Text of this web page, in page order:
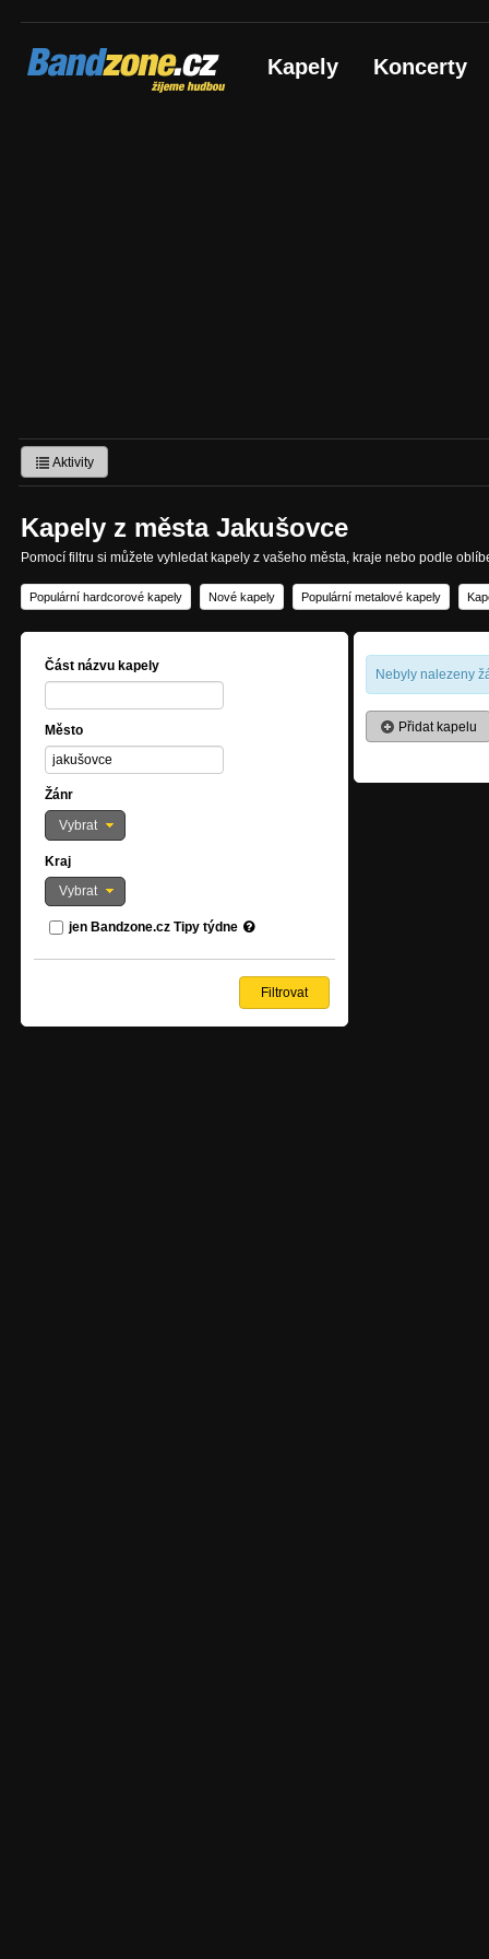
Bandzone.cz
žijeme hudbou Kapely Koncerty
Aktivity
Kapely z města Jakušovce
Pomocí filtru si můžete vyhledat kapely z vašeho města, kraje nebo podle
Populární hardcorové kapely Nové kapely Populární metalové kapely
Část názvu kapely
Město
Žánr
Vybrat
Kraj
Vybrat
jen Bandzone.cz Tipy týdne
Nebyly nalezeny
Přidat kapelu